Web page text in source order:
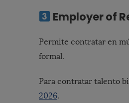
Employer of
Permite contratar en
formal.
Para contratar talento
2026.